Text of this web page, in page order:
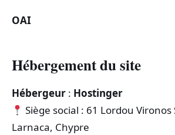
ÉCONOMIE
SPORT
CULTURE
OAI
Hébergement du site
Hébergeur : Hostinger
Siège social : 61 Lordou
Larnaca, Chypre